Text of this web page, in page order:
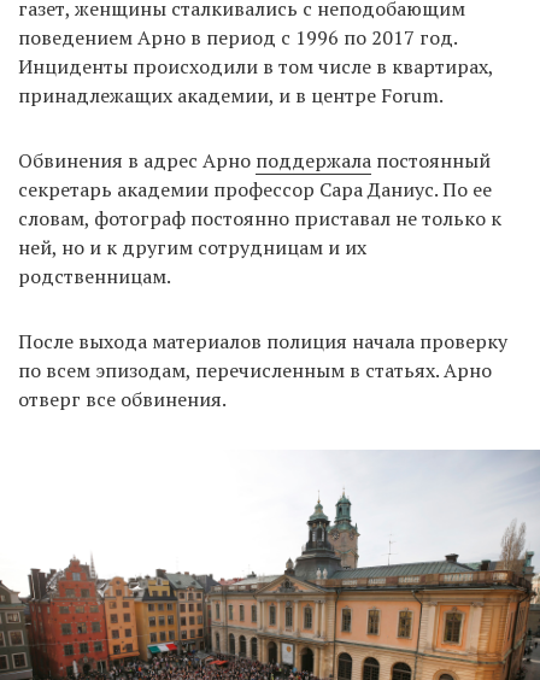
газет, женщины сталкивались с неподобающим
поведением Арно в период с 1996 по 2017 год.
Инциденты происходили в том числе в квартирах,
принадлежащих академии, и в центре Forum.
Обвинения в адрес Арно поддержала постоянный
секретарь академии профессор Сара Даниус. По ее
словам, фотограф постоянно приставал не только к
ней, но и к другим сотрудницам и их
родственницам.
После выхода материалов полиция начала проверку
по всем эпизодам, перечисленным в статьях. Арно
отверг все обвинения.